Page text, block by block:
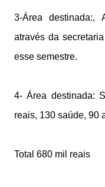
3-Área destinada:,
através da
esse semestre.
4- Área destinada:
reais, 130 saúde, 90
Total 680 mil reais